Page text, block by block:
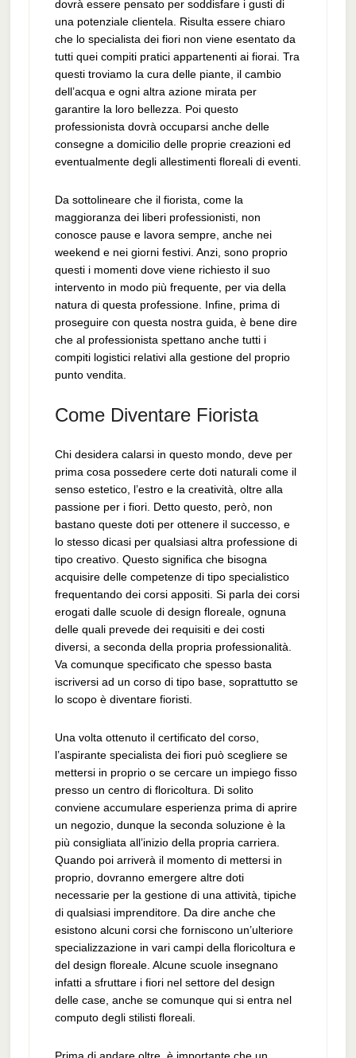
dovrà essere pensato per soddisfare i gusti di
una potenziale clientela. Risulta essere chiaro
che lo specialista dei fiori non viene esentato da
tutti quei compiti pratici appartenenti ai fiorai. Tra
questi troviamo la cura delle piante, il cambio
dell’acqua e ogni altra azione mirata per
garantire la loro bellezza. Poi questo
professionista dovrà occuparsi anche delle
consegne a domicilio delle proprie creazioni ed
eventualmente degli allestimenti floreali di eventi.
Da sottolineare che il fiorista, come la
maggioranza dei liberi professionisti, non
conosce pause e lavora sempre, anche nei
weekend e nei giorni festivi. Anzi, sono proprio
questi i momenti dove viene richiesto il suo
intervento in modo più frequente, per via della
natura di questa professione. Infine, prima di
proseguire con questa nostra guida, è bene dire
che al professionista spettano anche tutti i
compiti logistici relativi alla gestione del proprio
punto vendita.
Come Diventare Fiorista
Chi desidera calarsi in questo mondo, deve per
prima cosa possedere certe doti naturali come il
senso estetico, l’estro e la creatività, oltre alla
passione per i fiori. Detto questo, però, non
bastano queste doti per ottenere il successo, e
lo stesso dicasi per qualsiasi altra professione di
tipo creativo. Questo significa che bisogna
acquisire delle competenze di tipo specialistico
frequentando dei corsi appositi. Si parla dei corsi
erogati dalle scuole di design floreale, ognuna
delle quali prevede dei requisiti e dei costi
diversi, a seconda della propria professionalità.
Va comunque specificato che spesso basta
iscriversi ad un corso di tipo base, soprattutto se
lo scopo è diventare fioristi.
Una volta ottenuto il certificato del corso,
l’aspirante specialista dei fiori può scegliere se
mettersi in proprio o se cercare un impiego fisso
presso un centro di floricoltura. Di solito
conviene accumulare esperienza prima di aprire
un negozio, dunque la seconda soluzione è la
più consigliata all’inizio della propria carriera.
Quando poi arriverà il momento di mettersi in
proprio, dovranno emergere altre doti
necessarie per la gestione di una attività, tipiche
di qualsiasi imprenditore. Da dire anche che
esistono alcuni corsi che forniscono un’ulteriore
specializzazione in vari campi della floricoltura e
del design floreale. Alcune scuole insegnano
infatti a sfruttare i fiori nel settore del design
delle case, anche se comunque qui si entra nel
computo degli stilisti floreali.